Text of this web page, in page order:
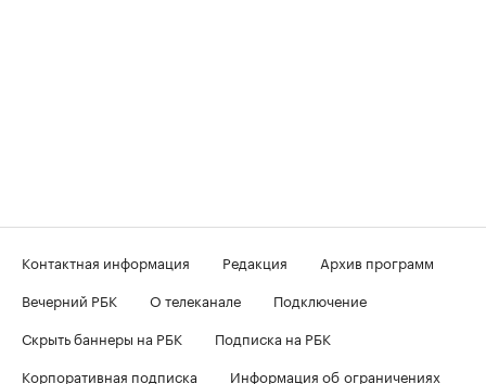
Контактная информация Редакция
Архив программ
Вечерний РБК
О телеканале
Подключение
Скрыть баннеры на РБК
Подписка на РБК
Корпоративная подписка
Информация об ограничениях